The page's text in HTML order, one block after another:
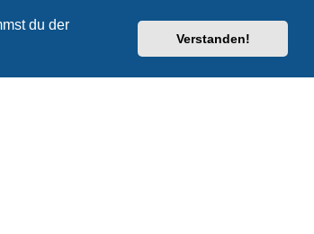
du der
Verstanden!